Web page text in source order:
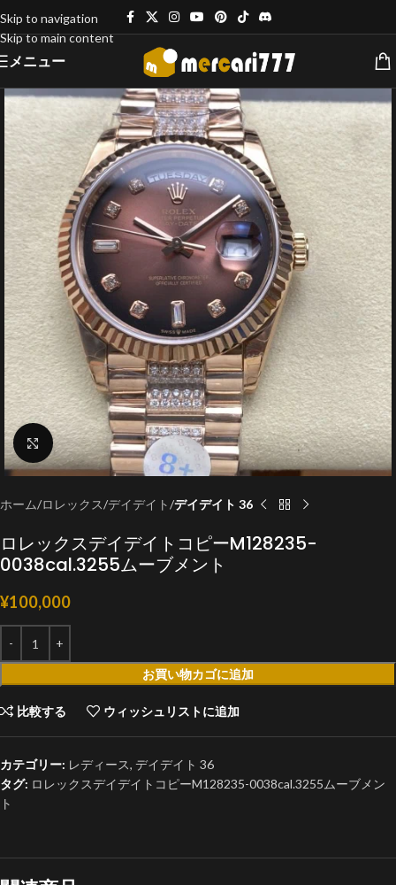
Skip to navigation
Skip to main content
メニュー
クリックで拡大
ホーム ロレックス デイデイト デイデイト 36
ロレックスデイデイトコピーM128235-
0038cal.3255ムーブメント
¥100,000
お買い物カゴに追加
比較する ウィッシュリストに追加
カテゴリー: レディース, デイデイト 36
タグ: ロレックスデイデイトコピーM128235-0038cal.3255ムーブメン
ト